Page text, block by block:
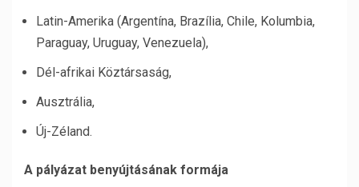
Latin-Amerika (Argentína, Brazília, Chile, Kolumbia,
Paraguay, Uruguay, Venezuela),
Dél-afrikai Köztársaság,
Ausztrália,
Új-Zéland.
A pályázat benyújtásának formája